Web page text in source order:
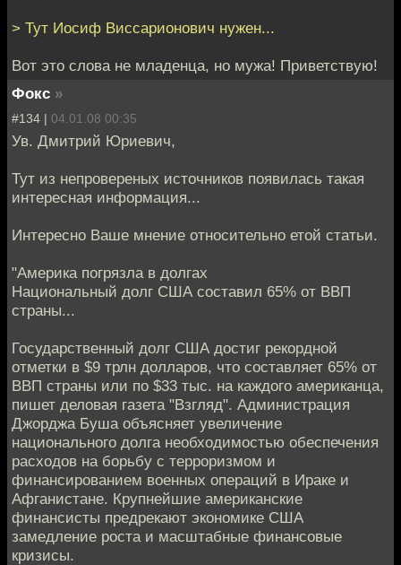
> Тут Иосиф Виссарионович нужен...
Вот это слова не младенца, но мужа! Приветствую!
Фокс »
#134 | 04.01.08 00:35
Ув. Дмитрий Юриевич,
Тут из непровереных источников появилась такая
интересная информация...
Интересно Ваше мнение относительно етой статьи.
"Америка погрязла в долгах
Национальный долг США составил 65% от ВВП
страны...
Государственный долг США достиг рекордной
отметки в $9 трлн долларов, что составляет 65% от
ВВП страны или по $33 тыс. на каждого американца,
пишет деловая газета "Взгляд". Администрация
Джорджа Буша объясняет увеличение
национального долга необходимостью обеспечения
расходов на борьбу с терроризмом и
финансированием военных операций в Ираке и
Афганистане. Крупнейшие американские
финансисты предрекают экономике США
замедление роста и масштабные финансовые
кризисы.